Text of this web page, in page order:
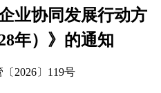
业协同发展行动方
年）》的通知
2026〕119号